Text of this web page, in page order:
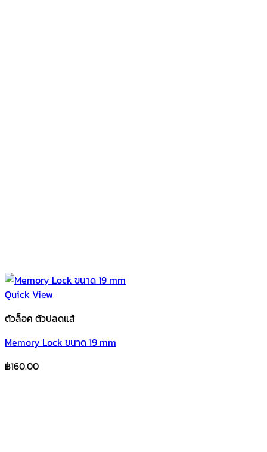
Quick View
ตัวล็อค ตัวปลดแส้
Memory Lock ขนาด 19 mm
฿160.00